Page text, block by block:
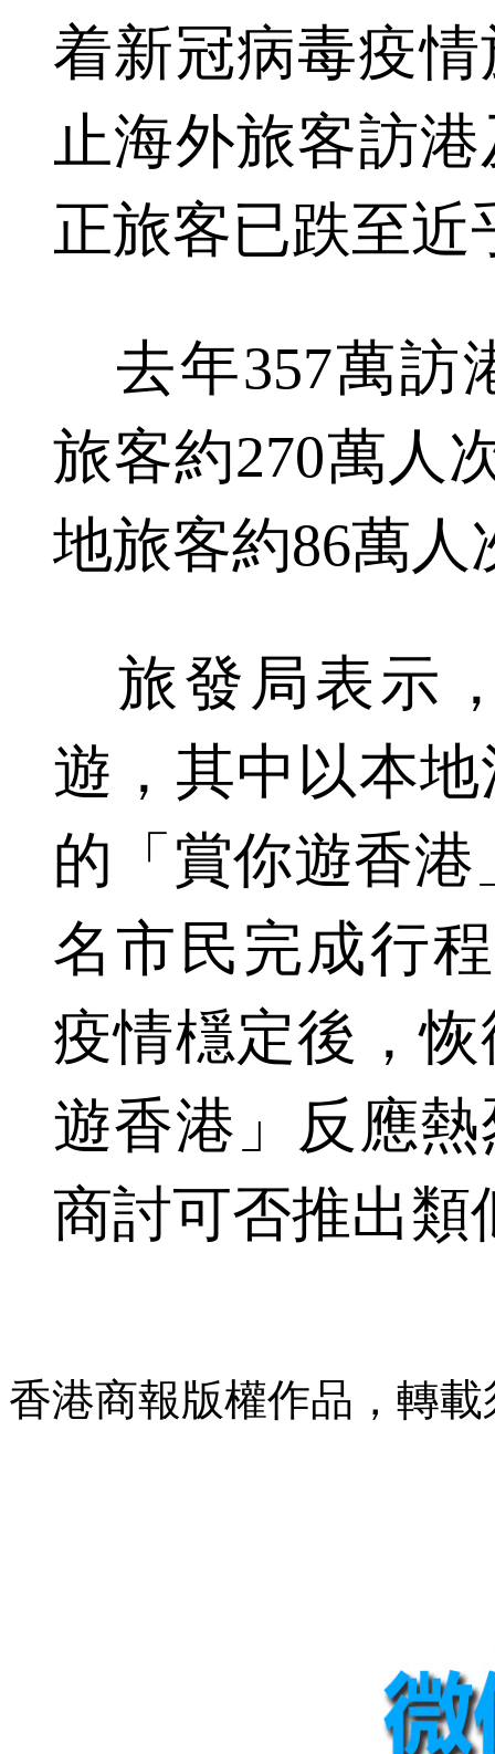
着新冠病毒疫
止海外旅客訪
正旅客已跌至近
去年357萬訪
旅客約270萬人
地旅客約86萬人
旅發局表示
遊，其中以本
的「賞你遊香港
名市民完成行
疫情檼定後，
遊香港」反應
商討可否推出類
香港商報版權作品，轉